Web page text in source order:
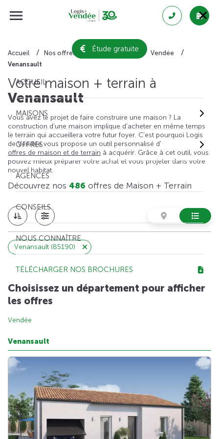
Étude gratuite
ACCUEIL
MAISONS
OFFRES
AGENCES
CONSEILS
NOUS CONNAÎTRE
TÉLÉCHARGER NOS BROCHURES
Accueil Nos offres de maison + terrain
Vendée
Venansault
Votre maison + terrain à
Venansault
Vous avez le projet de faire construire une maison ? La
construction d'une maison implique d'acheter en même temps
le terrain qui accueillera votre futur foyer. C'est pourquoi Logis
de Vendée vous propose un outil personnalisé d'
offres de maison et de terrain à acquérir. Grâce à cet outil, vous
pouvez mieux préparer votre achat et vous projeter dans votre
nouvel habitat.
Découvrez nos 486 offres de Maison + Terrain
Venansault (85190)
Choisissez un département pour afficher
les offres
Vendée
Venansault